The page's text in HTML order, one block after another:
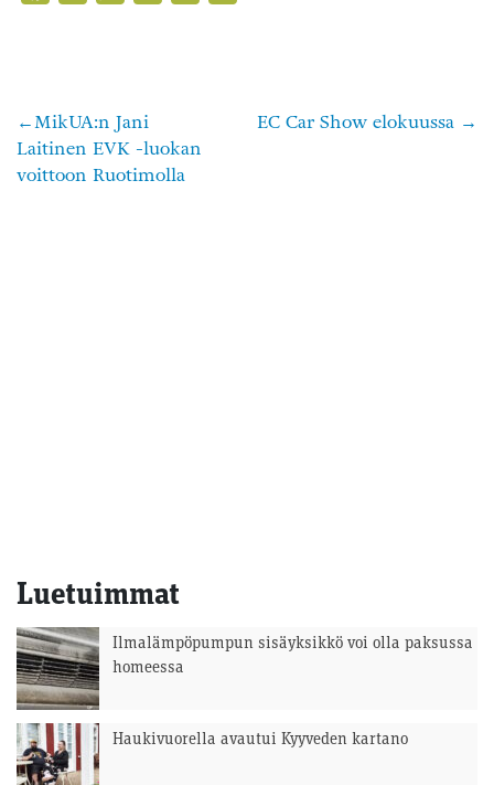
Artikkelien
selaus
MikUA:n Jani
Laitinen EVK -luokan
voittoon Ruotimolla
EC Car Show elokuussa
Luetuimmat
Ilmalämpöpumpun sisäyksikkö voi olla paksussa
homeessa
Haukivuorella avautui Kyyveden kartano